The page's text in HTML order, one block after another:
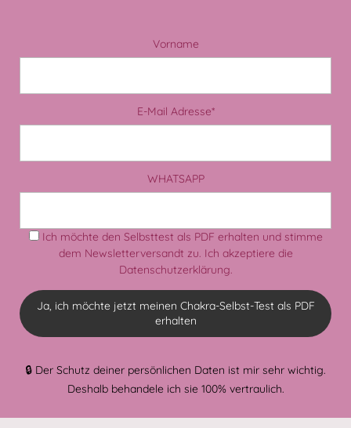
Vorname
E-Mail Adresse*
WHATSAPP
Ich möchte den Selbsttest als PDF erhalten und stimme
dem Newsletterversandt zu. Ich akzeptiere die
Datenschutzerklärung
🔒 Der Schutz deiner persönlichen Daten ist mir sehr wichtig.
Deshalb behandele ich sie 100% vertraulich.